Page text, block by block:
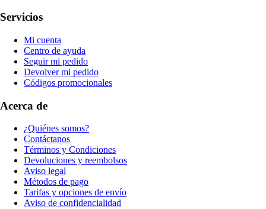
Servicios
Mi cuenta
Centro de ayuda
Seguir mi pedido
Devolver mi pedido
Códigos promocionales
Acerca de
¿Quiénes somos?
Contáctanos
Términos y Condiciones
Devoluciones y reembolsos
Aviso legal
Métodos de pago
Tarifas y opciones de envío
Aviso de confidencialidad